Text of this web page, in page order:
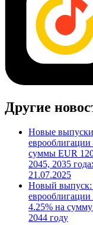
Другие
Новые
суммы EUR
2045, 2035
21.07.2025
Новый выпуск:
4.25% на
2044 году